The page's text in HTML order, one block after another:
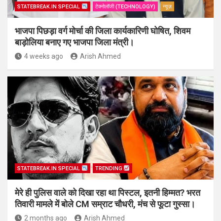
STATEBREAK.IN SPECIAL टेक्नोलॉजी (TECHNOLOGY) न्यूज़
भाजपा पिछड़ा वर्ग मोर्चा की जिला कार्यकारिणी घोषित, शिवम
बाड़ोलिया बनाए गए भाजपा जिला मंत्री।
4 weeks ago Arish Ahmed
STATEBREAK.IN SPECIAL TRENDING
मेरे ही पुलिस वाले को दिखा रहा था पिस्टल, इतनी हिम्मत? भरत
तिवारी मामले में बोले CM सम्राट चौधरी, मंच से फूटा गुस्सा।
2 months ago Arish Ahmed